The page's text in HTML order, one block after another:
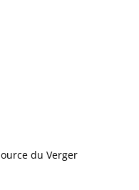
du Verger